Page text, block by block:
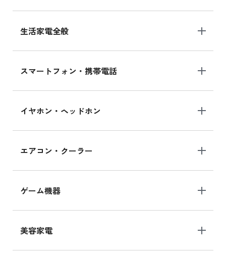
生活家電全般
スマートフォン・携帯電話
イヤホン・ヘッドホン
エアコン・クーラー
ゲーム機器
美容家電